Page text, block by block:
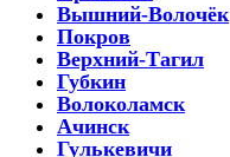
Вышний-Волочёк
Покров
Верхний-Тагил
Губкин
Волоколамск
Ачинск
Гулькевичи